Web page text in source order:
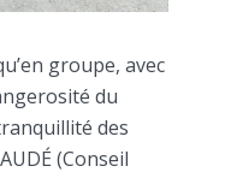
groupe, avec
du
des
(Conseil